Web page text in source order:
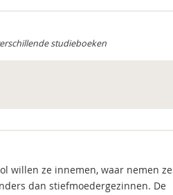
studieboeken
willen ze innemen, waar nemen ze
dan stiefmoedergezinnen. De